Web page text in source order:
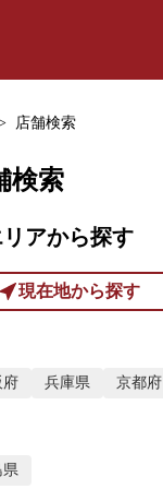
店舗検索
検索
アから探す
現在地から探す
府 兵庫県 京都府